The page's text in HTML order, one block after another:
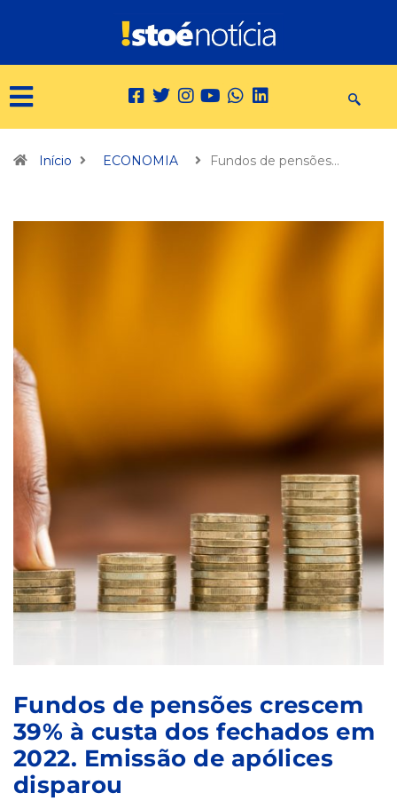
Início ECONOMIA Fundos de pensões…
Fundos de pensões crescem
39% à custa dos fechados em
2022. Emissão de apólices
disparou